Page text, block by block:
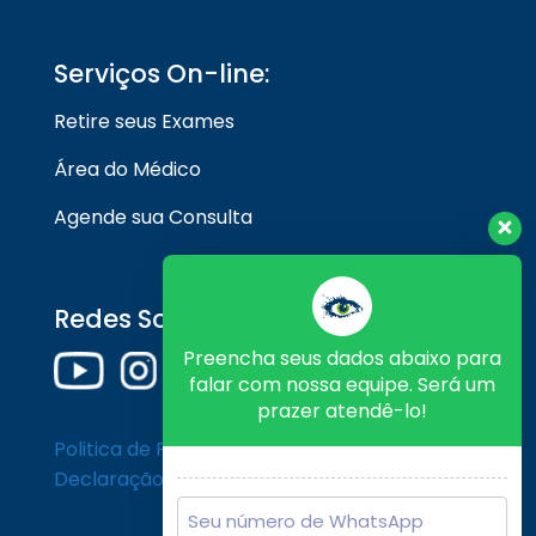
Serviços On-line:
Retire seus Exames
Área do Médico
Agende sua Consulta
Redes Sociais
Politica de Privacidade
Declaração de Cookies
Preencha seus dados abaixo para
falar com nossa equipe. Será um
prazer atendê-lo!